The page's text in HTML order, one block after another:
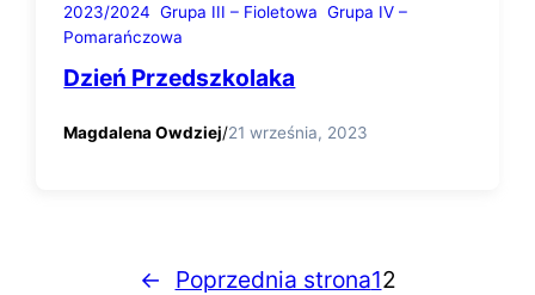
2023/2024 Grupa III – Fioletowa Grupa IV –
Pomarańczowa
Dzień Przedszkolaka
Magdalena Owdziej/21 września, 2023
← Poprzednia strona12